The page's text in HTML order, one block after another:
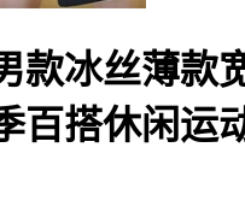
款冰丝薄款
百搭休闲运